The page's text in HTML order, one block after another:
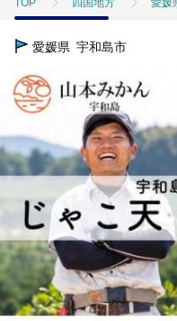
TOP 四国地方 愛媛
TOP
TOP み
TOP フルーツ フ
TOP 加工食品 じゃ
TOP 加工食品 ねり
愛媛県 宇和島市